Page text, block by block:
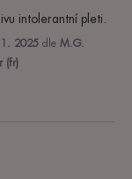
intolerantní pleti.
2025 dle M.G.
(fr)